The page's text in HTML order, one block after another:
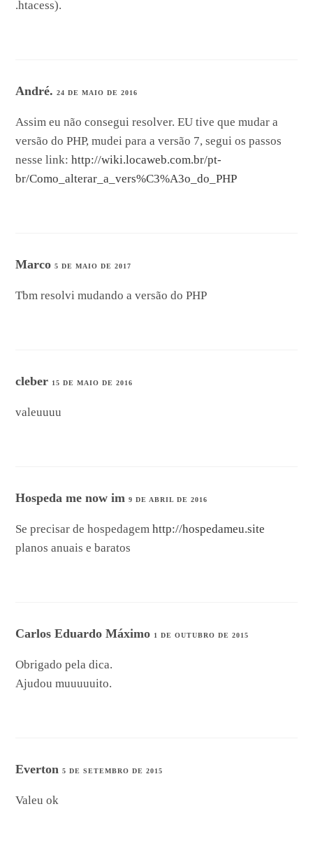
.htacess).
André.24 DE MAIO DE 2016
Assim eu não consegui resolver. EU tive que mudar a
versão do PHP, mudei para a versão 7, segui os passos
nesse link:http://wiki.locaweb.com.br/pt-
br/Como_alterar_a_vers%C3%A3o_do_PHP
Marco5 DE MAIO DE 2017
Tbm resolvi mudando a versão do PHP
cleber 15 DE MAIO DE 2016
valeuuuu
Hospeda me now im9 DE ABRIL DE 2016
Se precisar de hospedagemhttp://hospedameu.site
planos anuais e baratos
Carlos Eduardo Máximo 1 DE OUTUBRO DE 2015
Obrigado pela dica.
Ajudou muuuuuito.
Everton5 DE SETEMBRO DE 2015
Valeu ok